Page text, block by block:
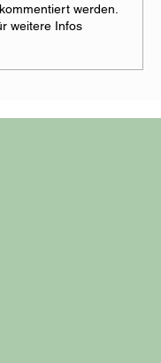
werden.
weitere Infos